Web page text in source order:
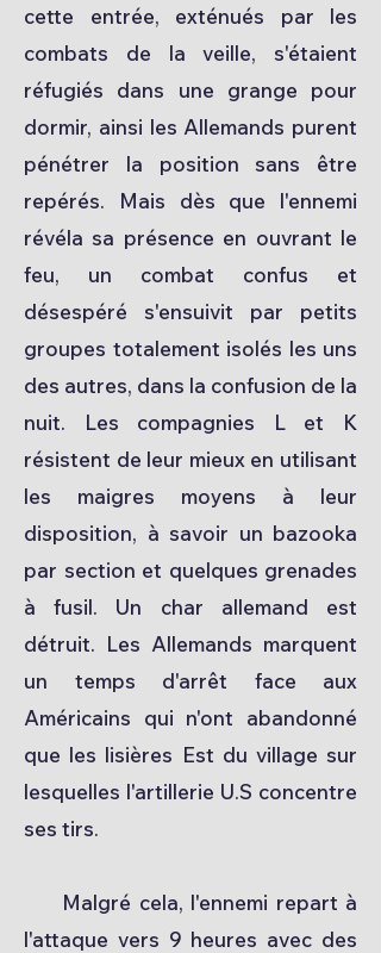
cette entrée, exténués par les
combats de la veille, s'étaient
réfugiés dans une grange pour
dormir, ainsi les Allemands purent
pénétrer la position sans être
repérés. Mais dès que l'ennemi
révéla sa présence en ouvrant le
feu, un combat confus et
désespéré s'ensuivit par petits
groupes totalement isolés les uns
des autres, dans la confusion de la
nuit. Les compagnies L et K
résistent de leur mieux en utilisant
les maigres moyens à leur
disposition, à savoir un bazooka
par section et quelques grenades
à fusil. Un char allemand est
détruit. Les Allemands marquent
un temps d'arrêt face aux
Américains qui n'ont abandonné
que les lisières Est du village sur
lesquelles l'artillerie U.S concentre
ses tirs.
Malgré cela, l'ennemi repart à
l'attaque vers 9 heures avec des